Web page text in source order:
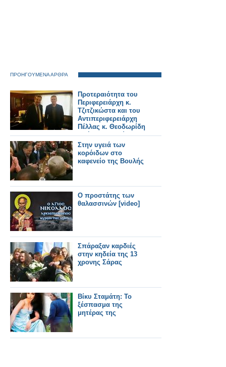
ΠΡΟΗΓΟΥΜΕΝΑ ΑΡΘΡΑ
Προτεραιότητα του
Περιφερειάρχη κ.
Τζιτζικώστα και του
Αντιπεριφερειάρχη
Πέλλας κ. Θεοδωρίδη
το έργο των δύο
παρακάμψεων
Χαλκηδόνας -
Γιαννιτσών
Στην υγειά των
κορόιδων στο
καφενείο της Bουλής
Ο προστάτης των
θαλασσινών [video]
Σπάραξαν καρδιές
στην κηδεία της 13
χρονης Σάρας
Βίκυ Σταμάτη: Το
ξέσπασμα της
μητέρας της